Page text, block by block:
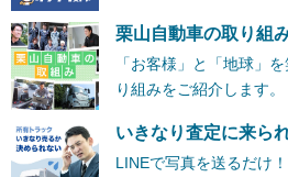
栗山自動車の取り組
「お客様」と「地球」
り組みをご紹介します。
いきなり査定に来ら
LINEで写真を送るだけ